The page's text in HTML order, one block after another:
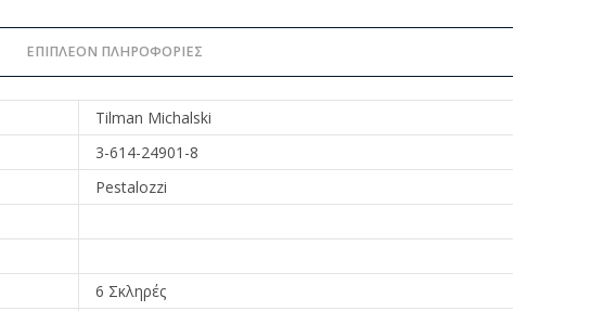
ΕΠΙΠΛΈΟΝ ΠΛΗΡΟΦΟΡΊΕΣ
Tilman Michalski
3-614-24901-8
Pestalozzi
6 Σκληρές